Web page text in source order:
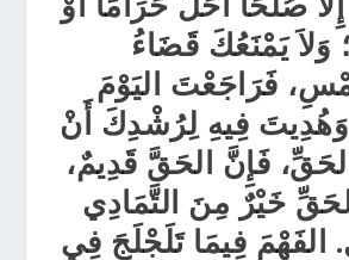
وَلاَ يَمْنَعُكَ قَضَاءُ
فَرَاجَعْتَ اليَوْمَ
فِيهِ لِرُشْدِكَ أَنْ
فَإِنَّ الحَقَّ قَدِيمٌ،
خَيْرٌ مِنَ التَّمَادِي
الفَهْمَ فِيمَا تَلَجْلَجَ فِي